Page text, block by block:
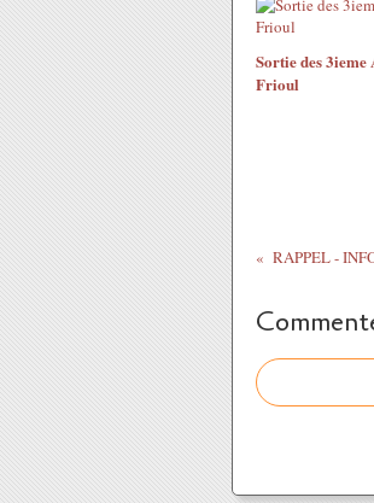
Sortie des 3ieme
Frioul
RAPPEL -